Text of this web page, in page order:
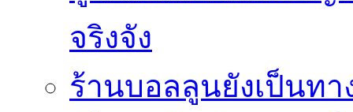
จริงจัง
ร้านบอลลูนยังเป็นทา